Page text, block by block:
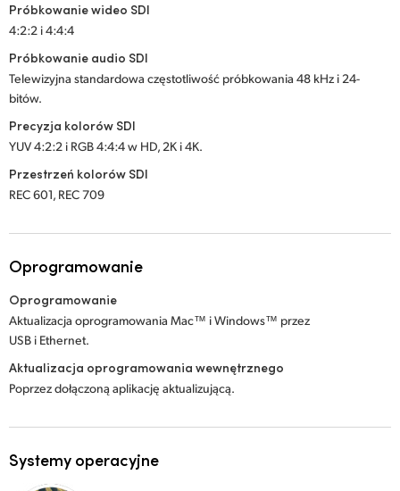
Próbkowanie wideo SDI
4:2:2 i 4:4:4
Próbkowanie audio SDI
Telewizyjna standardowa częstotliwość próbkowania 48 kHz i 24-
bitów.
Precyzja kolorów SDI
YUV 4:2:2 i RGB 4:4:4 w HD, 2K i 4K.
Przestrzeń kolorów SDI
REC 601, REC 709
Oprogramowanie
Oprogramowanie
Aktualizacja oprogramowania Mac™ i Windows™ przez
USB i Ethernet.
Aktualizacja oprogramowania wewnętrznego
Poprzez dołączoną aplikację aktualizującą.
Systemy operacyjne